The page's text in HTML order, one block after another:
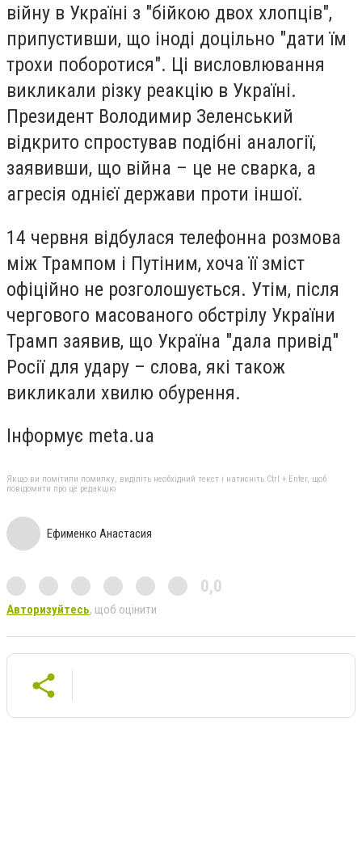
війну в Україні з "бійкою двох хлопців",
припустивши, що іноді доцільно "дати їм
трохи поборотися". Ці висловлювання
викликали різку реакцію в Україні.
Президент Володимир Зеленський
відкрито спростував подібні аналогії,
заявивши, що війна – це не сварка, а
агресія однієї держави проти іншої.
14 червня відбулася телефонна розмова
між Трампом і Путіним, хоча її зміст
офіційно не розголошується. Утім, після
чергового масованого обстрілу України
Трамп заявив, що Україна "дала привід"
Росії для удару – слова, які також
викликали хвилю обурення.
Інформує meta.ua
Якщо ви помітили помилку, виділіть необхідний текст і натисніть Ctrl + Enter, щоб
повідомити про це редакцію
Ефименко Анастасия
0,0
Авторизуйтесь, щоб оцінити